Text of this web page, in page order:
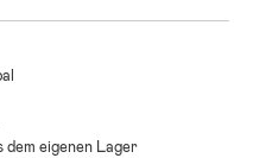
eigenen Lager